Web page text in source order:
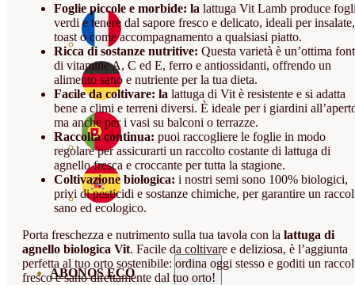
ABONOS ECO
Foglie piccole e morbide: la lattuga Vit Lamb produce
verdi e tenere dal sapore fresco e delicato, ideali per insalate,
toast o come accompagnamento a qualsiasi piatto.
Ricca di sostanze nutritive: Questa varietà è un’ottima
di vitamine A, C ed E, ferro e antiossidanti, offrendo un
alimento sano e nutriente per la tua dieta.
Facile da coltivare: la lattuga di Vit è resistente e si adatta
bene a climi e terreni diversi. È ideale per i giardini
ma anche per i vasi su balconi o terrazze.
Raccolta continua: puoi raccogliere le foglie in modo
regolare per assicurarti un raccolto costante di lattuga di
agnello fresca e croccante per tutta la stagione.
Coltivazione biologica: i nostri semi sono 100% biologici,
privi di pesticidi e sostanze chimiche, per garantire un
sano ed ecologico.
Porta freschezza e nutrimento sulla tua tavola con la lattuga di
agnello biologica Vit. Facile da coltivare e deliziosa, è l’aggiunta
perfetta al tuo orto sostenibile: ordina oggi stesso e goditi un
fresco e sano direttamente dal tuo orto!